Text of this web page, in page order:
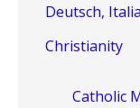
Deutsch,
Christianity
Catholic